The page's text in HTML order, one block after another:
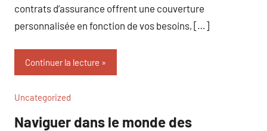
contrats d’assurance offrent une couverture
personnalisée en fonction de vos besoins, […]
Continuer la lecture
Uncategorized
Naviguer dans le monde des